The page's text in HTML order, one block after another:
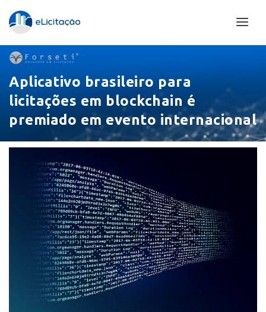
Aplicativo brasileiro para
licitações em blockchain é
premiado em evento internacional